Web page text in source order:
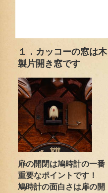
１．カッコーの窓は木
製片開き窓です
扉の開閉は鳩時計の一番
重要なポイントです！
鳩時計の面白さは扉の開